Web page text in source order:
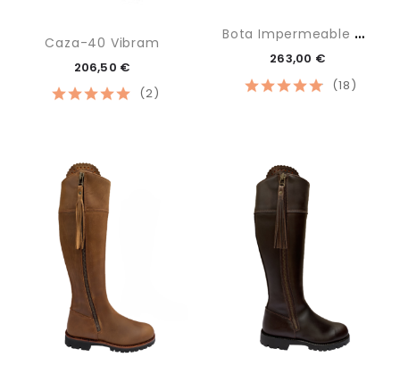
(2)
Caza-40 Vibram
206,50 €
(18)
B
Ota Impermeable Marrón
263,00 €